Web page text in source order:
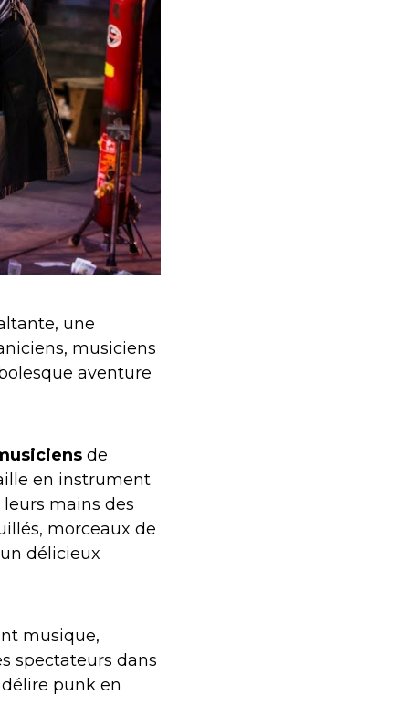
une
musiciens
aventure
de
en instrument
mains des
morceaux de
délicieux
musique,
spectateurs dans
punk en